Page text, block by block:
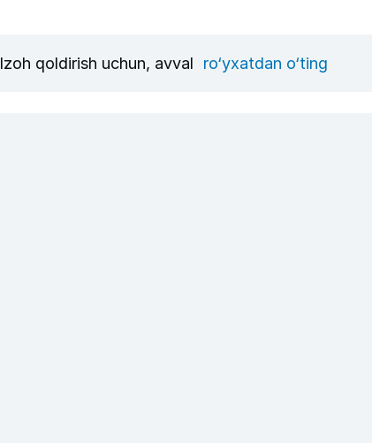
Izoh qoldirish uchun, avval ro‘yxatdan o‘ting